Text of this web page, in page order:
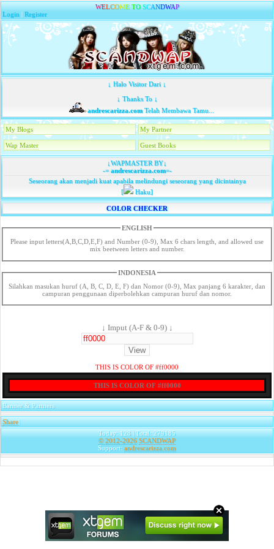
WELCOME TO SCANDWAP
Login |Register
↓ Halo Visitor Dari ↓
↓ Thanks To ↓
andrescarizza.comTelah Membawa Tamu...
My Blogs My Partner
Wap Master Guest Books
↓WAPMASTER BY↓
-=andrescarizza.com=-
Seseorang akan menjadi kuat apabila melindungi seseorang yang dicintainya
[
Haku]
COLOR CHECKER
ENGLISH
Please input letters(A,B,C,D,E,F) and Number (0-9), Max 6 chars length, and allowed use
mix beetween letters and number.
INDONESIA
Silahkan masukan huruf (A, B, C, D, E, F) dan Nomor (0-9), Max panjang 6 karakter, dan
campuran penggunaan diperbolehkan campuran huruf dan nomor.
↓ Imput (A-F & 0-9) ↓
THIS IS COLOR OF #ff0000
THIS IS COLOR OF #ff0000
Banner & Partners
Share|
Today: 128 | Total: 279185
© 2012-2026 SCANDWAP
Support: andrescarizza.com